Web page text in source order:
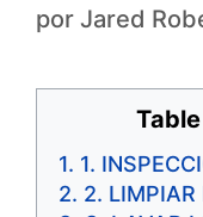
por Jared
1.
2.